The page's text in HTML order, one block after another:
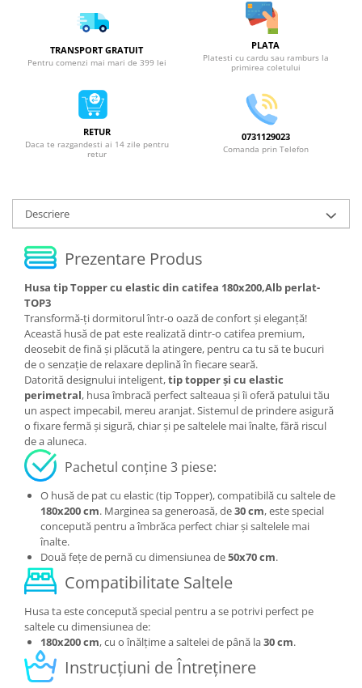
TRANSPORT GRATUIT
Pentru comenzi mai mari de 399 lei
PLATA
Platesti cu cardu sau ramburs la
primirea coletului
RETUR
Daca te razgandesti ai 14 zile pentru
retur
0731129023
Comanda prin Telefon
Descriere
Prezentare Produs
Husa tip Topper cu elastic din catifea 180x200,Alb perlat-
TOP3
Transformă-ți dormitorul într-o oază de confort și eleganță!
Această husă de pat este realizată dintr-o catifea premium,
deosebit de fină și plăcută la atingere, pentru ca tu să te bucuri
de o senzație de relaxare deplină în fiecare seară.
Datorită designului inteligent,tip topper și cu elastic
perimetral, husa îmbracă perfect salteaua și îi oferă patului tău
un aspect impecabil, mereu aranjat. Sistemul de prindere asigură
o fixare fermă și sigură, chiar și pe saltelele mai înalte, fără riscul
de a aluneca.
Pachetul conține 3 piese:
O husă de pat cu elastic (tip Topper), compatibilă cu saltele de
180x200 cm. Marginea sa generoasă, de30 cm, este special
concepută pentru a îmbrăca perfect chiar și saltelele mai
înalte.
Două fețe de pernă cu dimensiunea de50x70 cm.
Compatibilitate Saltele
Husa ta este concepută special pentru a se potrivi perfect pe
saltele cu dimensiunea de:
180x200 cm, cu o înălțime a saltelei de până la30 cm.
Instrucțiuni de Întreținere